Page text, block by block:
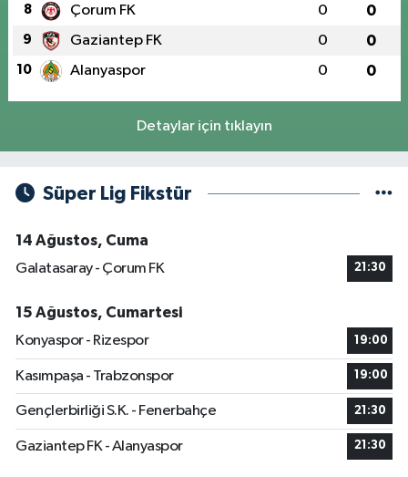
8 Çorum FK 0 0
9 Gaziantep FK 0 0
10 Alanyaspor 0 0
Detaylar için tıklayın
Süper Lig Fikstür
14 Ağustos, Cuma
Galatasaray - Çorum FK
21:30
15 Ağustos, Cumartesi
Konyaspor - Rizespor
19:00
Kasımpaşa - Trabzonspor 19:00
Gençlerbirliği S.K. - Fenerbahçe 21:30
Gaziantep FK - Alanyaspor 21:30